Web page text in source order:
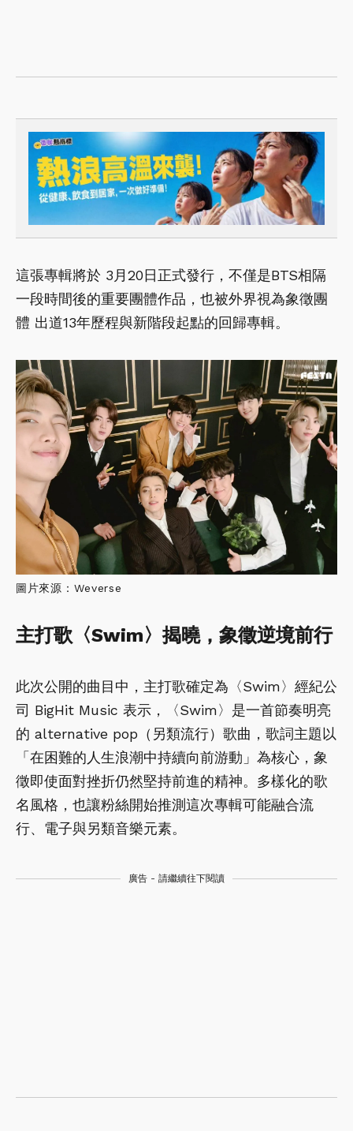
這張專輯將於 3月20日正式發行，不僅是BTS相隔
一段時間後的重要團體作品，也被外界視為象徵團
體 出道13年歷程與新階段起點的回歸專輯。
圖片來源：Weverse
主打歌〈Swim〉揭曉，象徵逆境前行
此次公開的曲目中，主打歌確定為〈Swim〉經紀公
司 BigHit Music 表示，〈Swim〉是一首節奏明亮
的 alternative pop（另類流行）歌曲，歌詞主題以
「在困難的人生浪潮中持續向前游動」為核心，象
徵即使面對挫折仍然堅持前進的精神。多樣化的歌
名風格，也讓粉絲開始推測這次專輯可能融合流
行、電子與另類音樂元素。
廣告 - 請繼續往下閱讀